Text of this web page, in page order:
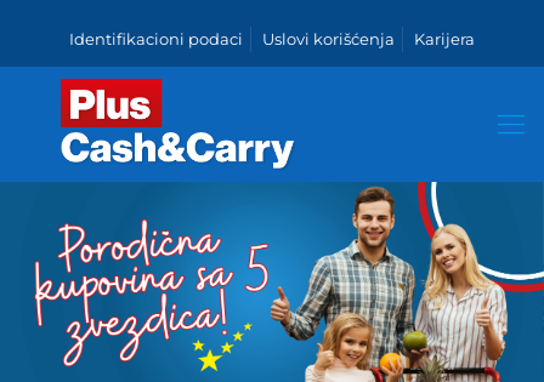
Identifikacioni podaci Uslovi korišćenja Karijera